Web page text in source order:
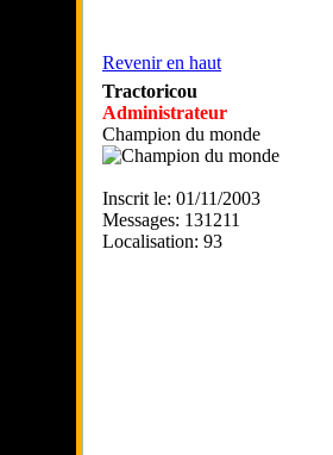
Revenir en haut
Tractoricou
Administrateur
Champion du monde
Inscrit le: 01/11/2003
Messages: 131211
Localisation: 93